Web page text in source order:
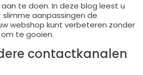
te doen. In deze blog leest u
aanpassingen de
webshop kunt verbeteren zonder
te gooien.
contactkanalen